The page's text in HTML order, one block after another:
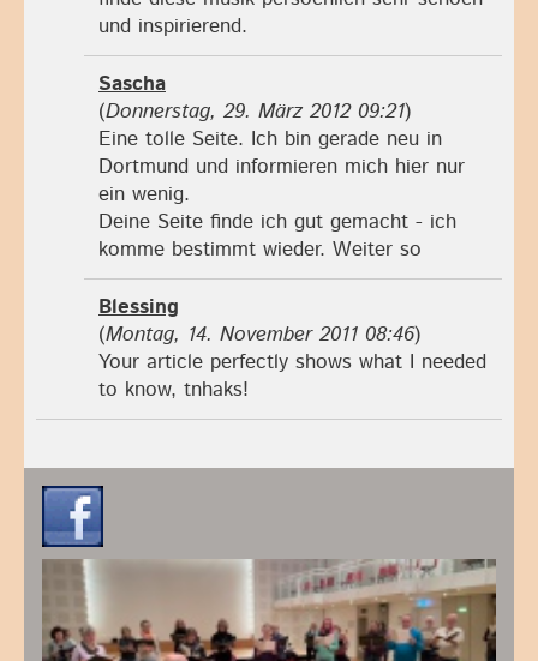
und inspirierend.
Sascha
(Donnerstag, 29. März 2012 09:21)
Eine tolle Seite. Ich bin gerade neu in
Dortmund und informieren mich hier nur
ein wenig.
Deine Seite finde ich gut gemacht - ich
komme bestimmt wieder. Weiter so
Blessing
(Montag, 14. November 2011 08:46)
Your article perfectly shows what I needed
to know, tnhaks!